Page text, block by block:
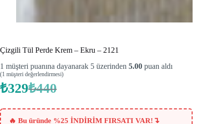
Çizgili Tül Perde Krem – Ekru – 2121
1 müşteri puanına dayanarak 5 üzerinden 5.00 puan aldı
(1 müşteri değerlendirmesi)
₺440
Orijinal
₺440.
₺329Şu
fiyat:
₺329.
🔥 Bu üründe %25 İNDİRİM FIRSATI VAR! ↴